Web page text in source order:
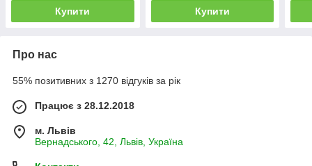
Купити Купити
Про нас
55% позитивних з 1270 відгуків за рік
Працює з 28.12.2018
м. Львів
Вернадського, 42, Львів, Україна